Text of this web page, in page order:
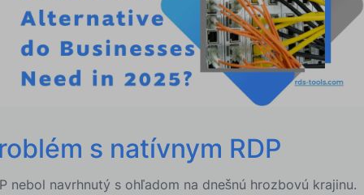
Zabezpečenie kybernetickej bezpečnosti naprieč
Záver: Urobte z roku 2025 rok, kedy prejdete na
bezpečnú alternatívu RDP
s natívnym RDP
nebol navrhnutý s ohľadom na dnešnú hrozbovú krajinu.